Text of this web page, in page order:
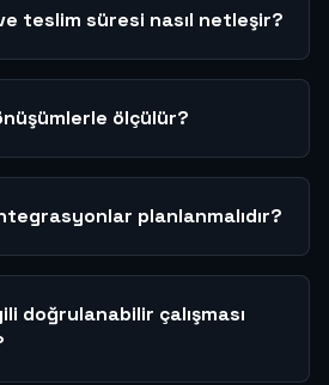
teslim süresi nasıl netleşir?
ölçülür?
planlanmalıdır?
doğrulanabilir çalışması